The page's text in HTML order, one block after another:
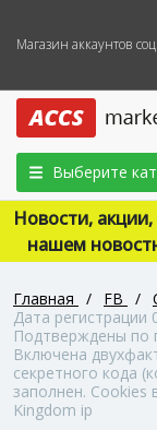
Магазин аккаунтов
Выберите
Новости,
нашем
Главная / FB /
Дата регистрации
Подтверждены по
Включена
секретного кода
заполнен. Cookies
Kingdom ip